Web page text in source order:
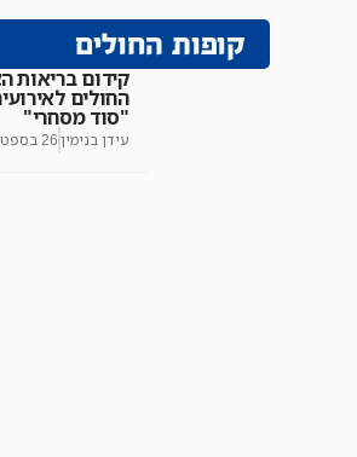
קופות החולים
קידום בריאות
החולים
"סוד מסחרי"
עידן בנימין 26 בספטמבר 2019